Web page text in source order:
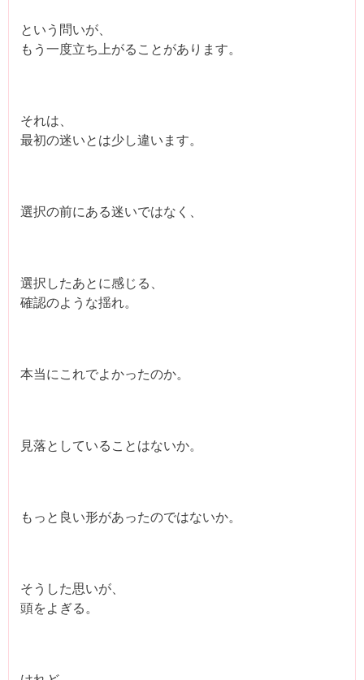
という問いが、
もう一度立ち上がることがあります。
それは、
最初の迷いとは少し違います。
選択の前にある迷いではなく、
選択したあとに感じる、
確認のような揺れ。
本当にこれでよかったのか。
見落としていることはないか。
もっと良い形があったのではないか。
そうした思いが、
頭をよぎる。